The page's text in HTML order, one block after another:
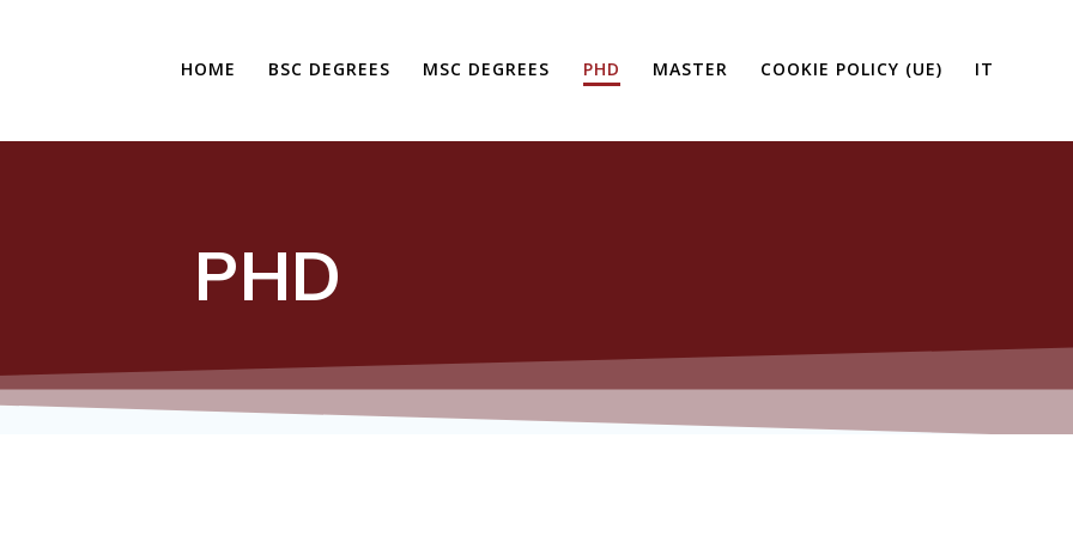
HOME BSC DEGREES MSC DEGREES PHD MASTER COOKIE POLICY (UE) IT
PHD